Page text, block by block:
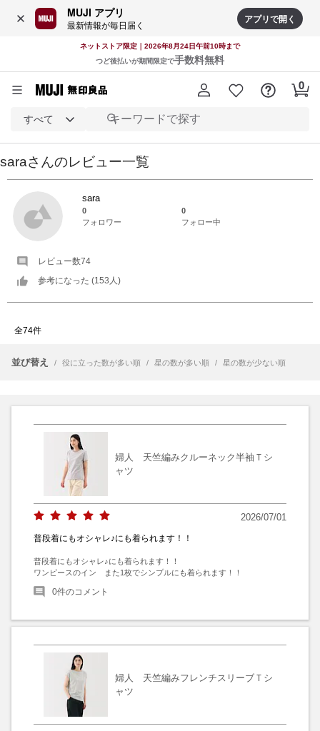
MUJI アプリ
最新情報が毎日届く アプリで開く
ネットストア限定｜2026年8月24日午前10時まで
つど後払いが期間限定で手数料無料
すべて
saraさんのレビュー一覧
sara
0
0
フォロワー
フォロー中
レビュー数74
参考になった (153 人)
全74件
並び替え / 役に立った数が多い順 / 星の数が多い順 / 星の数が少ない順
婦人 天竺編みクルーネック半袖Ｔシ
ャツ
2026/07/01
普段着にもオシャレ♪にも着られます！！
普段着にもオシャレ♪にも着られます！！
ワンピースのイン　また1枚でシンプルにも着られます！！
0件のコメント
婦人 天竺編みフレンチスリーブＴシ
ャツ